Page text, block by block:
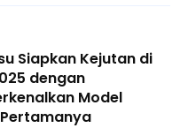
Siapkan Kejutan di
dengan
Model